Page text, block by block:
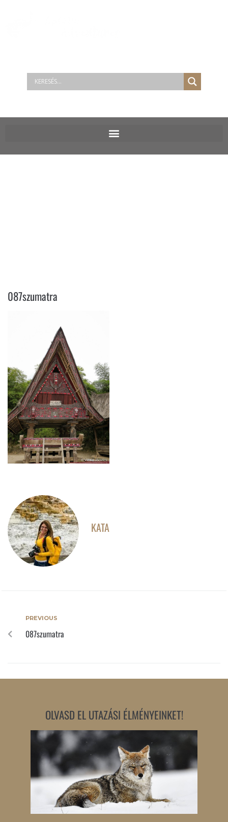
087szumatra
KATA
PREVIOUS
087szumatra
OLVASD EL UTAZÁSI ÉLMÉNYEINKET!